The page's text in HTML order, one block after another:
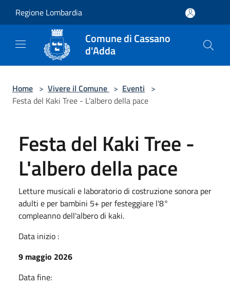
Regione Lombardia
Comune di Cassano
d'Adda
Home > Vivere il Comune > Eventi >
Festa del Kaki Tree - L'albero della pace
Festa del Kaki Tree -
L'albero della pace
Letture musicali e laboratorio di costruzione sonora per
adulti e per bambini 5+ per festeggiare l'8°
compleanno dell'albero di kaki.
Data inizio :
9 maggio 2026
Data fine: